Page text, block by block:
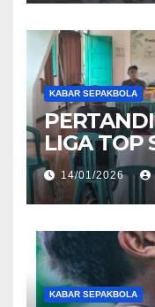
KABAR SEPAKBOLA
LIGA TOP
14/01/2026
KABAR SEPAKBOLA